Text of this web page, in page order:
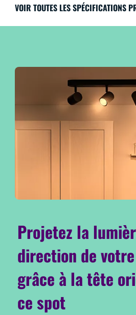
VOIR TOUTES LES SPÉCIFICATIONS
Projetez la
direction de
grâce à la tête
ce spot